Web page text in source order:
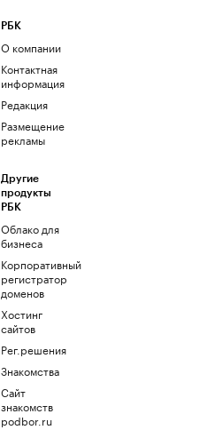
РБК
О компании
Контактная
информация
Редакция
Размещение
рекламы
Другие
продукты
РБК
Облако для
бизнеса
Корпоративный
регистратор
доменов
Хостинг
сайтов
Рег.решения
Знакомства
Сайт
знакомств
podbor.ru